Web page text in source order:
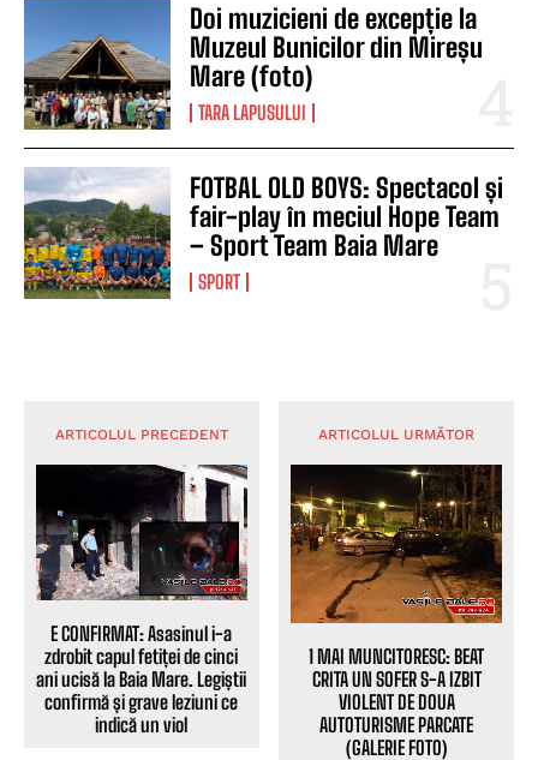
Doi muzicieni de excepție la
Muzeul Bunicilor din Mireșu
Mare (foto)
TARA LAPUSULUI
FOTBAL OLD BOYS: Spectacol și
fair-play în meciul Hope Team
– Sport Team Baia Mare
SPORT
ARTICOLUL PRECEDENT
E CONFIRMAT: Asasinul i-a
zdrobit capul fetiței de cinci
ani ucisă la Baia Mare. Legiștii
confirmă și grave leziuni ce
indică un viol
ARTICOLUL URMĂTOR
1 MAI MUNCITORESC: BEAT
CRITA UN SOFER S-A IZBIT
VIOLENT DE DOUA
AUTOTURISME PARCATE
(GALERIE FOTO)